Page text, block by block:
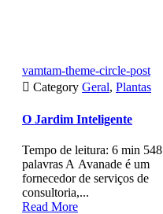
vamtam-theme-circle-post
 Category Geral, Plantas
O Jardim Inteligente
Tempo de leitura: 6 min 548
palavras A Avanade é um
fornecedor de serviços de
consultoria,...
Read More